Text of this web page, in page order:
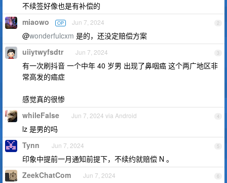
不续签好像也是有补偿的
2
miaowo OP Jun 7, 2024
@wonderfulcxm 是的，还没定赔偿方案
3
uiiytwyfsdtr Jun 7, 2024
有一次刷抖音 一个中年 40 岁男 出现了鼻咽癌 这个两广地区非
常高发的癌症
感觉真的很惨
4
whileFalse Jun 7, 2024 via Android
lz 是男的吗
5
Tynn Jun 7, 2024
印象中提前一月通知前提下，不续约就赔偿 N 。
6
ZeekChatCom Jun 7, 2024